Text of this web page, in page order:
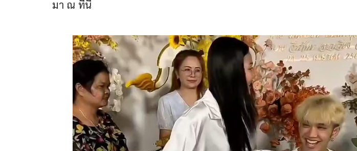
มา ณ ที่นี้